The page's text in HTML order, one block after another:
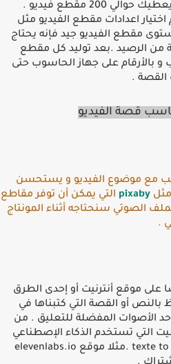
حوالي 200 مقطع فيديو .
اعدادات مقطع الفيديو مثل
مقطع الفيديو جيد فإنه يحتاج
من الرصيد .بعد توليد كل مقطع
و باﻷرقام على جهاز الحاسوب حتى
القصة .
قصة الفيديو
مع موضوع الفيديو و يستحسن
pixaby التي يمكن أن توفر مقاطع
الصوتي سنحتاجه أثناء المونتاج
.
على موقع أنترنيت أو إحدى الطرق
أو القصة التي كتبناها في
اﻷصوات المفضلة للتعليق . من
التي تستخدم الذكاء اﻹصطناعي
texte to مثلا موقع elevenlabs.io